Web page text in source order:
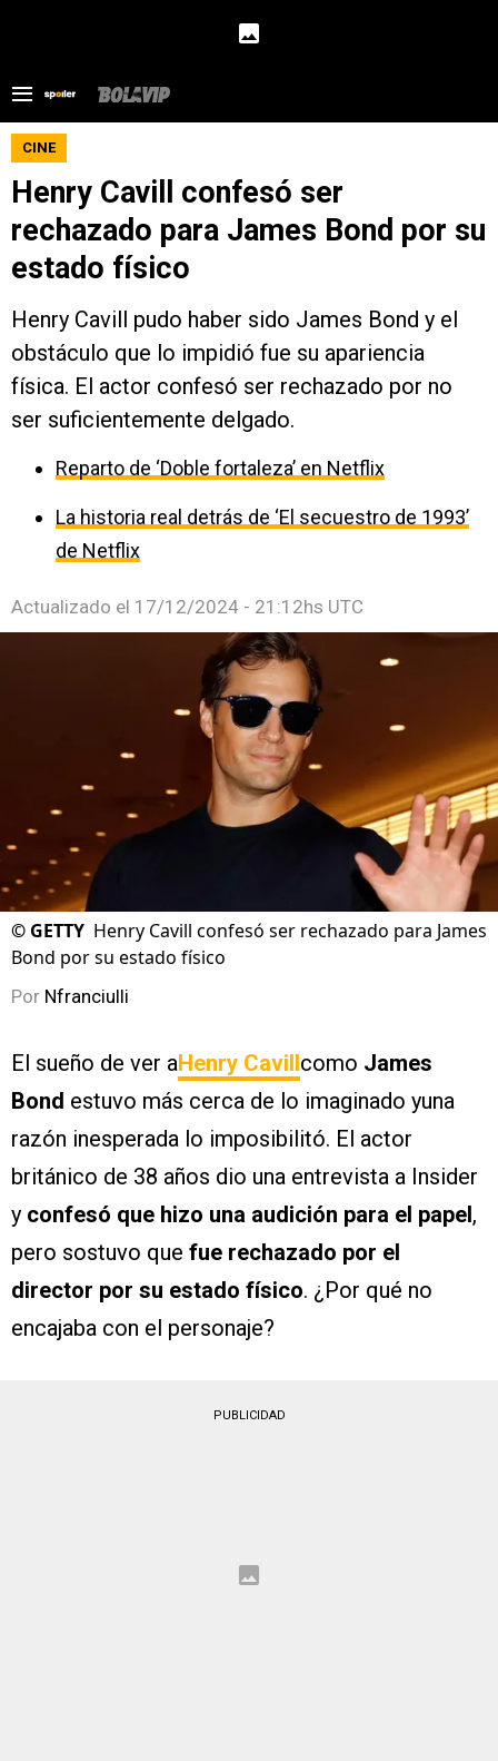
CINE
Henry Cavill confesó ser
rechazado para James Bond por su
estado físico
Henry Cavill pudo haber sido James Bond y el
obstáculo que lo impidió fue su apariencia
física. El actor confesó ser rechazado por no
ser suficientemente delgado.
Reparto de ‘Doble fortaleza’ en Netflix
La historia real detrás de ‘El secuestro de 1993’
de Netflix
Actualizado el 17/12/2024 - 21:12hs UTC
© GETTY Henry Cavill confesó ser rechazado para James
Bond por su estado físico
Por Nfranciulli
El sueño de ver aHenry Cavill como James
Bond estuvo más cerca de lo imaginado yuna
razón inesperada lo imposibilitó. El actor
británico de 38 años dio una entrevista a Insider
y confesó que hizo una audición para el papel ,
pero sostuvo que fue rechazado por el
director por su estado físico. ¿Por qué no
encajaba con el personaje?
PUBLICIDAD